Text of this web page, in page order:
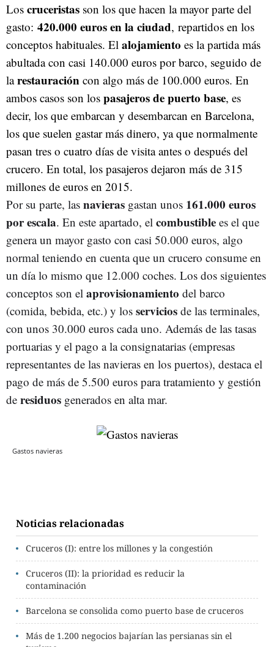
Los cruceristas son los que hacen la mayor parte del
gasto: 420.000 euros en la ciudad, repartidos en los
conceptos habituales. El alojamiento es la partida más
abultada con casi 140.000 euros por barco, seguido de
larestauración con algo más de 100.000 euros. En
ambos casos son los pasajeros de puerto base, es
decir, los que embarcan y desembarcan en Barcelona,
los que suelen gastar más dinero, ya que normalmente
pasan tres o cuatro días de visita antes o después del
crucero. En total, los pasajeros dejaron más de 315
millones de euros en 2015.
Por su parte, las navieras gastan unos 161.000 euros
por escala. En este apartado, el combustible es el que
genera un mayor gasto con casi 50.000 euros, algo
normal teniendo en cuenta que un crucero consume en
un día lo mismo que 12.000 coches. Los dos siguientes
conceptos son el aprovisionamiento del barco
(comida, bebida, etc.) y los servicios de las terminales,
con unos 30.000 euros cada uno. Además de las tasas
portuarias y el pago a la consignatarias (empresas
representantes de las navieras en los puertos), destaca el
pago de más de 5.500 euros para tratamiento y gestión
de residuos generados en alta mar.
Gastos navieras
Noticias relacionadas
Cruceros (I): entre los millones y la congestión
Cruceros (II): la prioridad es reducir la
contaminación
Barcelona se consolida como puerto base de cruceros
Más de 1.200 negocios bajarían las persianas sin el